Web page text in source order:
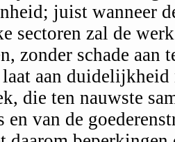
juist wanneer
sectoren zal de
zonder schade
aan
die ten nauwste
en van de